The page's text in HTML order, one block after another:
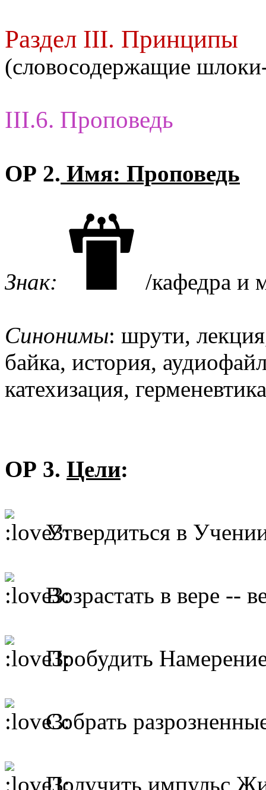
Раздел III. Принципы
(словосодержащие
III.6. Проповедь
ОР 2. Имя: Проповедь
Знак: /кафедра и
Синонимы: шрути,
байка, история,
катехизация,
ОР 3. Цели:
Утвердиться в
Возрастать в вере --
Пробудить
Собрать
Получить импульс